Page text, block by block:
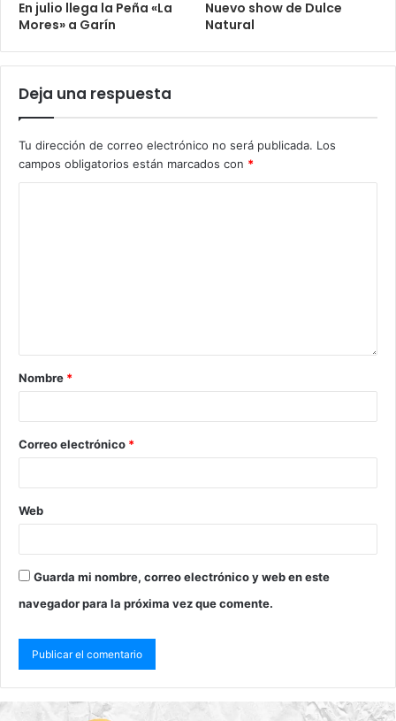
En julio llega la Peña «La
Mores» a Garín
Nuevo show de Dulce
Natural
Deja una respuesta
Tu dirección de correo electrónico no será publicada. Los
campos obligatorios están marcados con *
Nombre *
Correo electrónico *
Web
Guarda mi nombre, correo electrónico y web en este
navegador para la próxima vez que comente.